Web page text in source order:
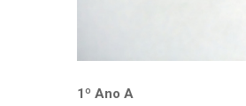
1º Ano A